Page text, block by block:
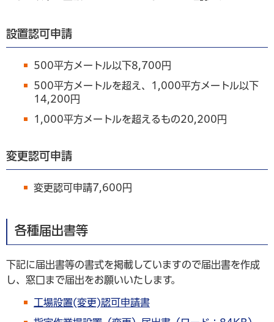
設置認可申請
500平方メートル以下8,700円
500平方メートルを超え、1,000平方メートル以下
14,200円
1,000平方メートルを超えるもの20,200円
変更認可申請
変更認可申請7,600円
各種届出書等
下記に届出書等の書式を掲載していますので届出書を作成
し、窓口まで届出をお願いいたします。
工場設置(変更)認可申請書